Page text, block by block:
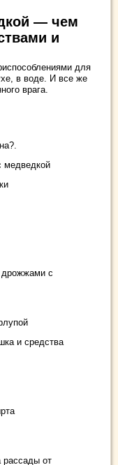
— чем
и
для
в воде. И все же
врага.
медведкой
с
и средства
рассады от